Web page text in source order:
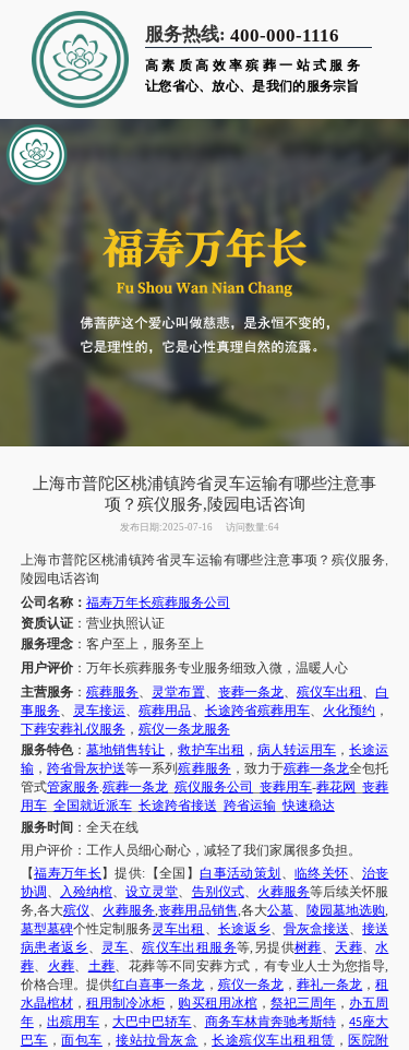
服务热线: 400-000-1116
高素质高效率殡葬一站式服务
让您省心、放心、是我们的服务宗旨
上海市普陀区桃浦镇跨省灵车运输有哪些注意事
项？殡仪服务,陵园电话咨询
发布日期:2025-07-16 访问数量:64
上海市普陀区桃浦镇跨省灵车运输有哪些注意事项？ 殡仪服务,
陵园 电话咨询
公司名称： 福寿万年长殡葬服务公司
资质认证：营业执照认证
服务理念：客户至上，服务至上
用户评价： 万年长殡葬服务专业服务细致入微，温暖人心
主营服务：殡葬服务、 灵堂布置、 丧葬一条龙、 殡仪车出租 、白
事服务、 灵车接运、殡葬用品、 长途跨省殡葬用车、 火化预约 ，
下葬安葬礼仪服务， 殡仪一条龙服务
服务特色：墓地销售转让 ，救护车出租 ， 病人转运用车 ，长途运
输， 跨省骨灰护送等一系列殡葬服务，致力于殡葬一条龙全包托
管式管家服务.殡葬一条龙_ 殡仪服务公司 _丧葬用车-葬花网 _丧葬
用车_ 全国就近派车_ 长途跨省接送 跨省运输_快速稳达
服务时间 ：全天在线
用户评价： 工作人员细心耐心，减轻了我们家属很多负担。
【福寿万年长 】提供:【全国】白事活动策划 、 临终关怀、 治丧
协调 、 入殓纳棺、设立灵堂、 告别仪式、 火葬服务等后续关怀服
务,各大殡仪、 火葬服务,丧葬用品销售,各大公墓、 陵园墓地选购,
墓型墓碑个性定制服务灵车出租 、 长途返乡、 骨灰盒接送、接送
病患者返乡、 灵车、殡仪车出租服务等,另提供树葬、 天葬、水
葬、 火葬、 土葬、花葬等不同安葬方式，有专业人士为您指导,
价格合理。提供红白喜事一条龙 ， 殡仪一条龙， 葬礼一条龙 ，租
水晶棺材，租用制冷冰柜 ， 购买租用冰棺， 祭祀三周年 ， 办五周
年， 出殡用车 ，大巴中巴轿车、 商务车林肯奔驰考斯特 ，45座大
巴车 ，面包车 ，接站拉骨灰盒 ，长途殡仪车出租租赁 ， 医院附